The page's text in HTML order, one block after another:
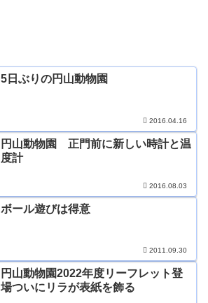
5日ぶりの円山動物園
2016.04.16
円山動物園 正門前に新しい時計と温
度計
2016.08.03
ボール遊びは得意
2011.09.30
円山動物園2022年度リーフレット登
場ついにリラが表紙を飾る